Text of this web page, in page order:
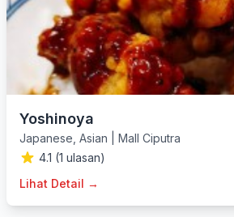
Yoshinoya
Japanese Asian
Mall Ciputra
4.1 (1 ulasan)
Lihat Detail →